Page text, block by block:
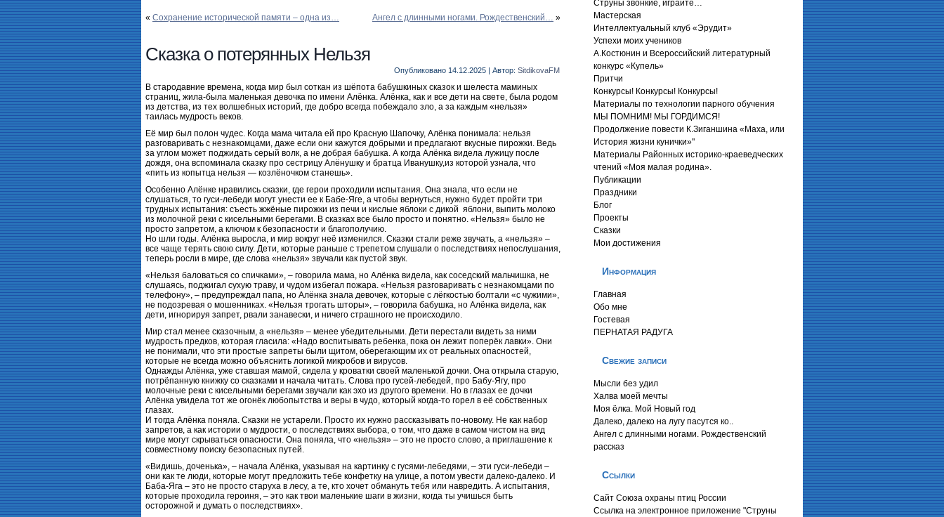
« Сохранение исторической памяти – одна из… Ангел с длинными ногами. Рождественский… »
Сказка о потерянных Нельзя
Опубликовано 14.12.2025 | Автор: SitdikovaFM
В стародавние времена, когда мир был соткан из шёпота бабушкиных сказок и шелеста маминых
страниц, жила-была маленькая девочка по имени Алёнка. Алёнка, как и все дети на свете, была родом
из детства, из тех волшебных историй, где добро всегда побеждало зло, а за каждым «нельзя»
таилась мудрость веков.
Её мир был полон чудес. Когда мама читала ей про Красную Шапочку, Алёнка понимала: нельзя
разговаривать с незнакомцами, даже если они кажутся добрыми и предлагают вкусные пирожки. Ведь
за углом может поджидать серый волк, а не добрая бабушка. А когда Алёнка видела лужицу после
дождя, она вспоминала сказку про сестрицу Алёнушку и братца Иванушку,из которой узнала, что
«пить из копытца нельзя — козлёночком станешь».
Особенно Алёнке нравились сказки, где герои проходили испытания. Она знала, что если не
слушаться, то гуси-лебеди могут унести ее к Бабе-Яге, а чтобы вернуться, нужно будет пройти три
трудных испытания: съесть жжёные пирожки из печи и кислые яблоки с дикой яблони, выпить молоко
из молочной реки с кисельными берегами. В сказках все было просто и понятно. «Нельзя» было не
просто запретом, а ключом к безопасности и благополучию.
Но шли годы. Алёнка выросла, и мир вокруг неё изменился. Сказки стали реже звучать, а «нельзя» –
все чаще терять свою силу. Дети, которые раньше с трепетом слушали о последствиях непослушания,
теперь росли в мире, где слова «нельзя» звучали как пустой звук.
«Нельзя баловаться со спичками», – говорила мама, но Алёнка видела, как соседский мальчишка, не
слушаясь, поджигал сухую траву, и чудом избегал пожара. «Нельзя разговаривать с незнакомцами по
телефону», – предупреждал папа, но Алёнка знала девочек, которые с лёгкостью болтали «с чужими»,
не подозревая о мошенниках. «Нельзя трогать шторы», – говорила бабушка, но Алёнка видела, как
дети, игнорируя запрет, рвали занавески, и ничего страшного не происходило.
Мир стал менее сказочным, а «нельзя» – менее убедительными. Дети перестали видеть за ними
мудрость предков, которая гласила: «Надо воспитывать ребенка, пока он лежит поперёк лавки». Они
не понимали, что эти простые запреты были щитом, оберегающим их от реальных опасностей,
которые не всегда можно объяснить логикой микробов и вирусов.
Однажды Алёнка, уже ставшая мамой, сидела у кроватки своей маленькой дочки. Она открыла старую,
потрёпанную книжку со сказками и начала читать. Слова про гусей-лебедей, про Бабу-Ягу, про
молочные реки с кисельными берегами звучали как эхо из другого времени. Но в глазах ее дочки
Алёнка увидела тот же огонёк любопытства и веры в чудо, который когда-то горел в её собственных
глазах.
И тогда Алёнка поняла. Сказки не устарели. Просто их нужно рассказывать по-новому. Не как набор
запретов, а как истории о мудрости, о последствиях выбора, о том, что даже в самом чистом на вид
мире могут скрываться опасности. Она поняла, что «нельзя» – это не просто слово, а приглашение к
совместному поиску безопасных путей.
«Видишь, доченька», – начала Алёнка, указывая на картинку с гусями-лебедями, – эти гуси-лебеди –
они как те люди, которые могут предложить тебе конфетку на улице, а потом увести далеко-далеко. И
Баба-Яга – это не просто старуха в лесу, а те, кто хочет обмануть тебя или навредить. А испытания,
которые проходила героиня, – это как твои маленькие шаги в жизни, когда ты учишься быть
осторожной и думать о последствиях».
Струны звонкие, играйте…
Мастерская
Интеллектуальный клуб «Эрудит»
Успехи моих учеников
А.Костюнин и Всероссийский литературный
конкурс «Купель»
Притчи
Конкурсы! Конкурсы! Конкурсы!
Материалы по технологии парного обучения
МЫ ПОМНИМ! МЫ ГОРДИМСЯ!
Продолжение повести К.Зиганшина «Маха, или
История жизни кунички»"
Материалы Районных историко-краеведческих
чтений «Моя малая родина».
Публикации
Праздники
Блог
Проекты
Сказки
Мои достижения
Информация
Главная
Обо мне
Гостевая
ПЕРНАТАЯ РАДУГА
Свежие записи
Мысли без удил
Халва моей мечты
Моя ёлка. Мой Новый год
Далеко, далеко на лугу пасутся ко..
Ангел с длинными ногами. Рождественский
рассказ
Ссылки
Сайт Союза охраны птиц России
Ссылка на электронное приложение "Струны